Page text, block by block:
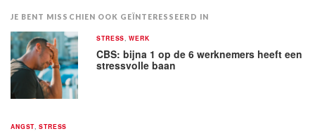
JE BENT MISSCHIEN OOK GEÏNTERESSEERD IN
STRESS ,WERK
CBS: bijna 1 op de 6 werknemers heeft een
stressvolle baan
ANGST ,STRESS